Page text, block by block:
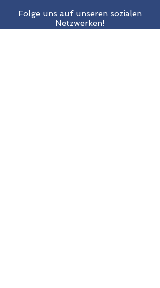
Folge uns auf unseren sozialen
Netzwerken!